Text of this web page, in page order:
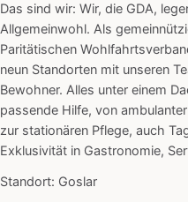
Das sind wir: Wir, die GDA,
Allgemeinwohl. Als
Paritätischen
neun Standorten mit unseren
Bewohner. Alles unter einem
passende Hilfe, von
zur stationären Pflege, auch
Exklusivität in Gastronomie,
Standort: Goslar